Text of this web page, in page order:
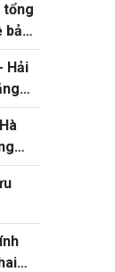
tổng
bảo
Hải